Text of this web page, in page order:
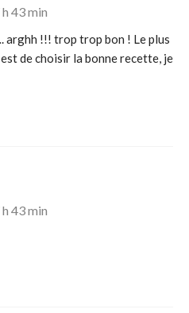
43 min
arghh !!! trop trop bon ! Le plus
de choisir la bonne recette, je
43 min